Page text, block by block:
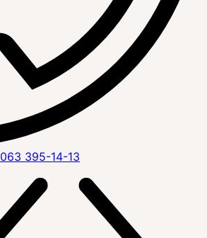
063 395-14-13